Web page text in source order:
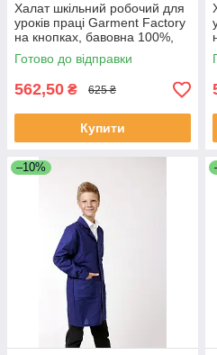
Халат шкільний робочий для
уроків праці Garment Factory
на кнопках, бавовна 100%,
колір синій, 36 розмір | Халат
на працю
Готово до відправки
562,50 ₴ 625 ₴
Купити
–10%